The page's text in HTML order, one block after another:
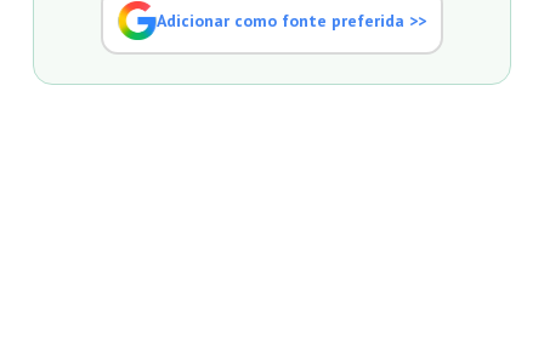
Adicionar como fonte preferida >>